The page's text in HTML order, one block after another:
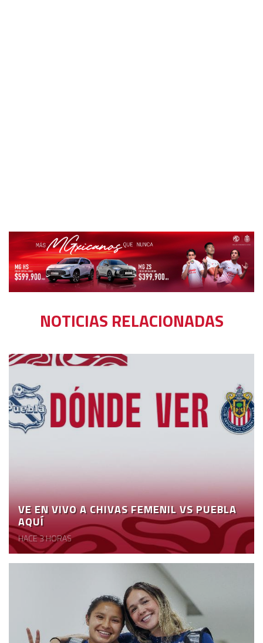
NOTICIAS RELACIONADAS
VE EN VIVO A CHIVAS FEMENIL VS PUEBLA
AQUÍ
HACE 3 HORAS